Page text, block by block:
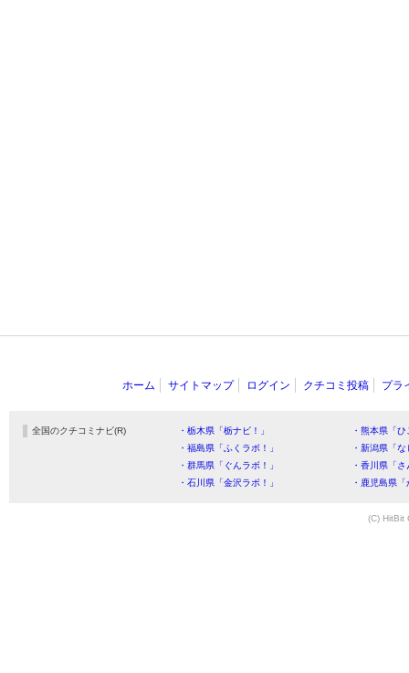
ホーム サイトマップ ログイン クチコミ投稿 プラ
全国のクチコミナビ(R) ・栃木県「栃ナビ！」
・熊本県「
・福島県「ふくラボ！」
・新潟県「
・群馬県「ぐんラボ！」
・香川県「
・石川県「金沢ラボ！」
・鹿児島県
(C) HitBit